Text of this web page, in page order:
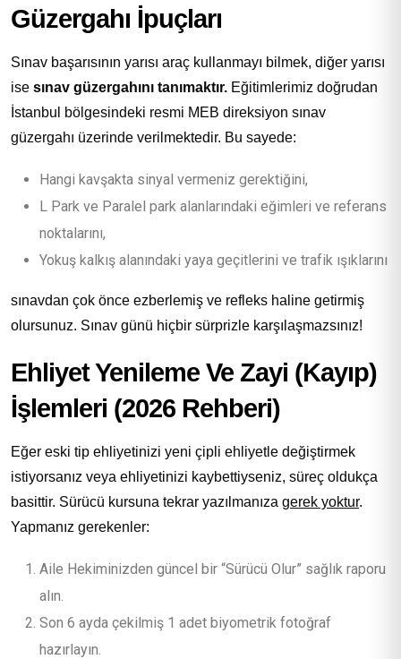
Güzergahı İpuçları
Sınav başarısının yarısı araç kullanmayı bilmek, diğer yarısı
ise sınav güzergahını tanımaktır. Eğitimlerimiz doğrudan
İstanbul bölgesindeki resmi MEB direksiyon sınav
güzergahı üzerinde verilmektedir. Bu sayede:
Hangi kavşakta sinyal vermeniz gerektiğini,
L Park ve Paralel park alanlarındaki eğimleri ve referans
noktalarını,
Yokuş kalkış alanındaki yaya geçitlerini ve trafik ışıklarını
sınavdan çok önce ezberlemiş ve refleks haline getirmiş
olursunuz. Sınav günü hiçbir sürprizle karşılaşmazsınız!
Ehliyet Yenileme Ve Zayi (Kayıp)
İşlemleri (2026 Rehberi)
Eğer eski tip ehliyetinizi yeni çipli ehliyetle değiştirmek
istiyorsanız veya ehliyetinizi kaybettiyseniz, süreç oldukça
basittir. Sürücü kursuna tekrar yazılmanıza gerek yoktur.
Yapmanız gerekenler:
Aile Hekiminizden güncel bir “Sürücü Olur” sağlık raporu
alın.
Son 6 ayda çekilmiş 1 adet biyometrik fotoğraf
hazırlayın.